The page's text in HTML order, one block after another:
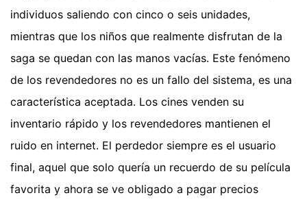
individuos saliendo con cinco o seis unidades,
mientras que los niños que realmente disfrutan de la
saga se quedan con las manos vacías. Este fenómeno
de los revendedores no es un fallo del sistema, es una
característica aceptada. Los cines venden su
inventario rápido y los revendedores mantienen el
ruido en internet. El perdedor siempre es el usuario
final, aquel que solo quería un recuerdo de su película
favorita y ahora se ve obligado a pagar precios